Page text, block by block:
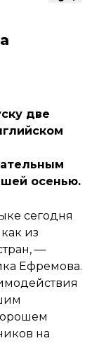
две
осенью.
сегодня
из
—
Ефремова.
на